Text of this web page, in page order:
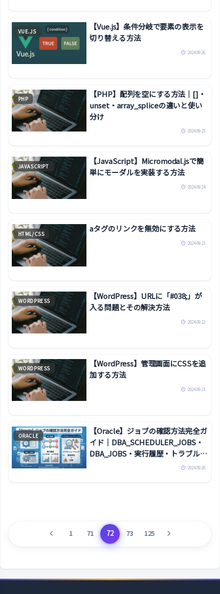
VUE.JS
【Vue.js】条件分岐で要素の表示を
切り替える方法
2024.09.26
PHP
【PHP】配列を空にする方法｜[]・
unset・array_spliceの違いと使い
分け
2024.09.25
JAVASCRIPT
【JavaScript】Micromodal.jsで簡
単にモーダルを実装する方法
2024.09.24
HTML/CSS aタグのリンクを無効にする方法
2024.09.23
WORDPRESS
【WordPress】URLに「#038;」が
入る問題とその解決方法
2024.09.22
WORDPRESS
【WordPress】管理画面にCSSを追
加する方法
2024.09.21
ORACLE
【Oracle】ジョブの確認方法完全ガ
イド｜DBA_SCHEDULER_JOBS・
DBA_JOBS・実行履歴・トラブルシ
2024.09.20
前
1 71 72 73 125
次